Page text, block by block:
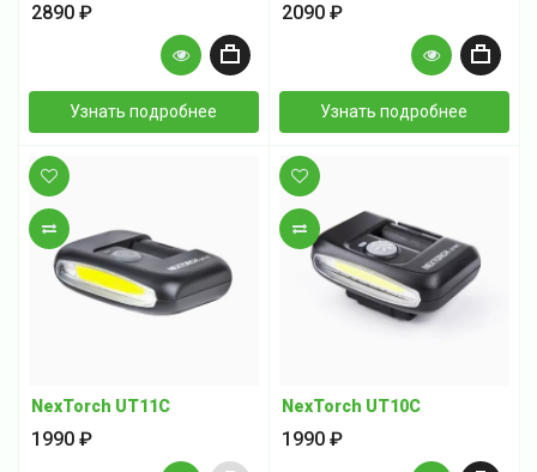
2890 ₽
Узнать подробнее
2090 ₽
Узнать подробнее
В сравнение
NexTorch UT11C
1990 ₽
В сравнение
NexTorch UT10C
1990 ₽